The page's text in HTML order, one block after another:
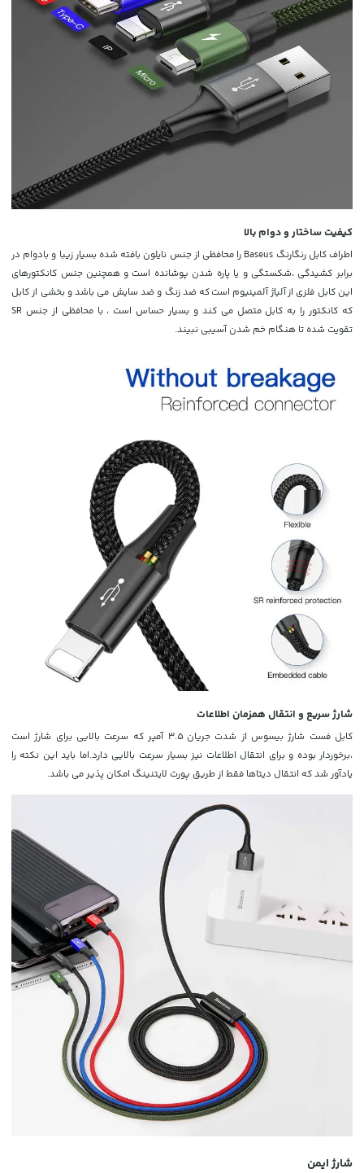
کیفیت ساختار و دوام بالا
اطراف کابل رنگارنگ Baseus را محافظی از جنس نایلون بافته شده بسیار زیبا و بادوام در
برابر کشیدگی ،شکستگی و یا پاره شدن پوشانده است و همچنین جنس کانکتورهای
این کابل فلزی ازآلیاژ آلمینیوم است که ضد زنگ و ضد سایش می باشد و بخشی از کابل
که کانکتور را به کابل متصل می کند و بسیار حساس است ، با محافظی از جنس SR
تقویت شده تا هنگام خم شدن آسیبی نبیند.
شارژ سریع و انتقال همزمان اطلاعات
کابل فست شارژ بیسوس از شدت جریان
3.5 آمپر که سرعت بالایی برای شارژ است
،برخوردار بوده و برای انتقال اطلاعات نیز بسیار سرعت بالایی دارد.اما باید این نکته را
یادآور شد که انتقال دیتاها فقط از طریق پورت لایتنینگ امکان پذیر می باشد.
شارژ ایمن